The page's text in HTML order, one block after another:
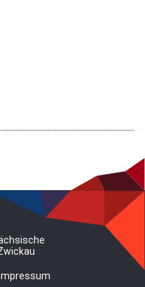
Impressum